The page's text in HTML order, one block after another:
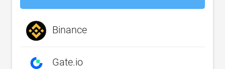
Binance
Gate.io